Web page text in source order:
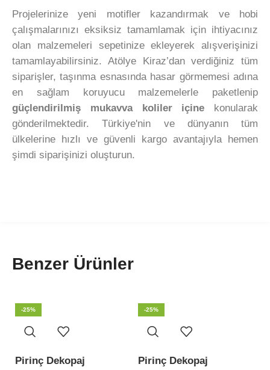
Projelerinize yeni motifler kazandırmak ve hobi
çalışmalarınızı eksiksiz tamamlamak için ihtiyacınız
olan malzemeleri sepetinize ekleyerek alışverişinizi
tamamlayabilirsiniz. Atölye Kiraz’dan verdiğiniz tüm
siparişler, taşınma esnasında hasar görmemesi adına
en sağlam koruyucu malzemelerle paketlenip
güçlendirilmiş mukavva koliler içine konularak
gönderilmektedir. Türkiye'nin ve dünyanın tüm
ülkelerine hızlı ve güvenli kargo avantajıyla hemen
şimdi siparişinizi oluşturun.
Benzer Ürünler
-25%
Pirinç Dekopaj
-25%
Pirinç Dekopaj